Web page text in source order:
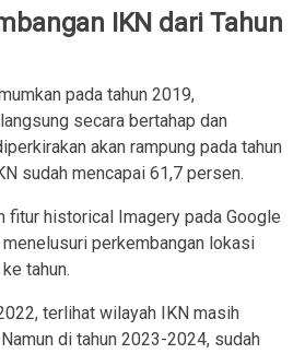
IKN dari Tahun
pada tahun 2019,
secara bertahap dan
akan rampung pada tahun
sudah mencapai 61,7 persen.
fitur historical Imagery pada Google
menelusuri perkembangan lokasi
tahun.
terlihat wilayah IKN masih
di tahun 2023-2024, sudah